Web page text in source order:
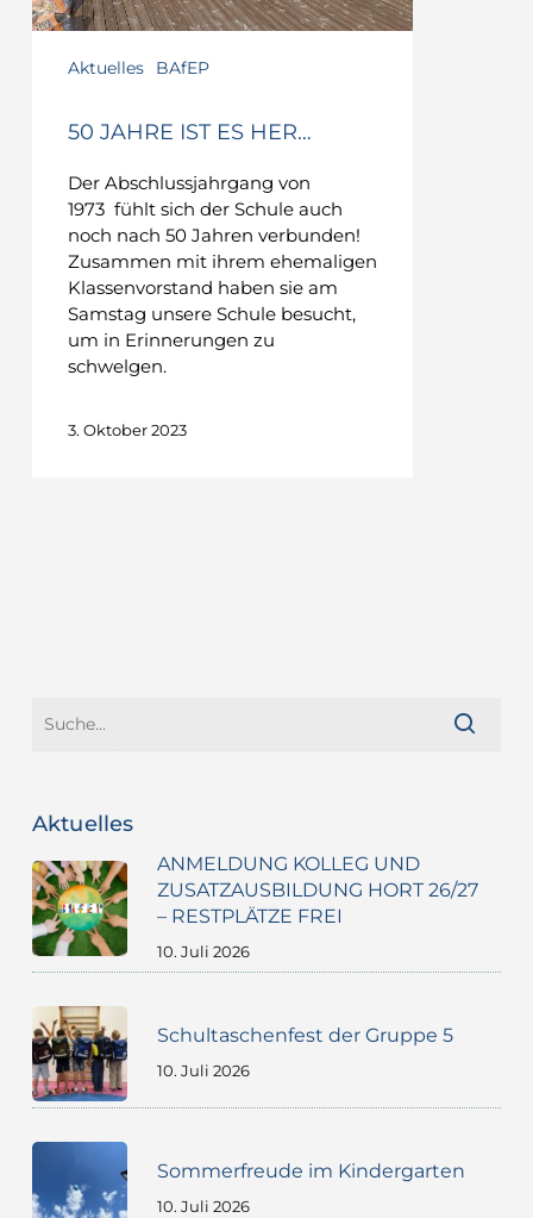
Aktuelles BAfEP
50 JAHRE IST ES HER…
Der Abschlussjahrgang von
1973 fühlt sich der Schule auch
noch nach 50 Jahren verbunden!
Zusammen mit ihrem ehemaligen
Klassenvorstand haben sie am
Samstag unsere Schule besucht,
um in Erinnerungen zu
schwelgen.
3. Oktober 2023
Aktuelles
ANMELDUNG KOLLEG UND
ZUSATZAUSBILDUNG HORT 26/27
– RESTPLÄTZE FREI
10. Juli 2026
Schultaschenfest der Gruppe 5
10. Juli 2026
Sommerfreude im Kindergarten
10. Juli 2026